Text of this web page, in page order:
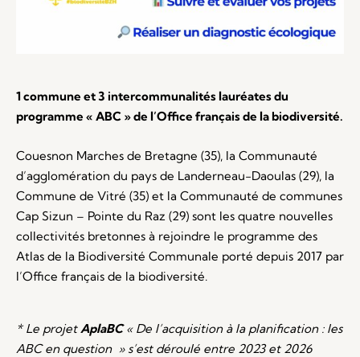
1 commune et 3 intercommunalités lauréates du
programme « ABC » de l’Office français de la biodiversité.
Couesnon Marches de Bretagne (35), la Communauté
d’agglomération du pays de Landerneau-Daoulas (29), la
Commune de Vitré (35) et la Communauté de communes
Cap Sizun – Pointe du Raz (29) sont les quatre nouvelles
collectivités bretonnes à rejoindre le programme des
Atlas de la Biodiversité Communale porté depuis 2017 par
l’Office français de la biodiversité.
* Le projetAplaBC« De l’acquisition à la planification : les
ABC en question » s’est déroulé entre 2023 et 2026